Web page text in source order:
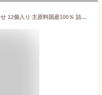
江戸花橘どらやき+東京サブレ 詰合せ 12個入り 主原料国産100％ 詰合せ 手づくり スイーツ こだわり 国産 柳久保小麦 東京都地域特産品認証食品 常温 個包装 東京 特産品 ギフト のし プレゼント 敬老の日 お祝い お返し 見舞い 法事 お歳暮 内祝い